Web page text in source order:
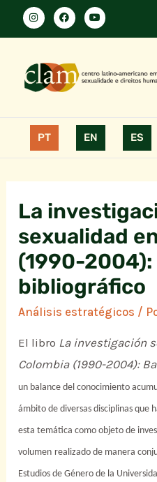
PT EN ES
La
sexualidad
(1990-2004):
bibliográfico
Análisis estratégicos /
El libro La investigación
Colombia (1990-2004):
un balance del conocimiento
ámbito de diversas disciplinas que
esta temática como objeto de
volumen realizado de manera
Estudios de Género de la